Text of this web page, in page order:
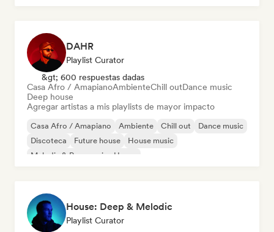
DAHR
Playlist Curator
&gt; 600 respuestas dadas
Casa Afro / AmapianoAmbienteChill outDance music
Deep house
Agregar artistas a mis playlists de mayor impacto
Casa Afro / Amapiano Ambiente Chill out
Dance music
Discoteca
Future house
House music
Melodic & Progressive House
House: Deep & Melodic
Playlist Curator